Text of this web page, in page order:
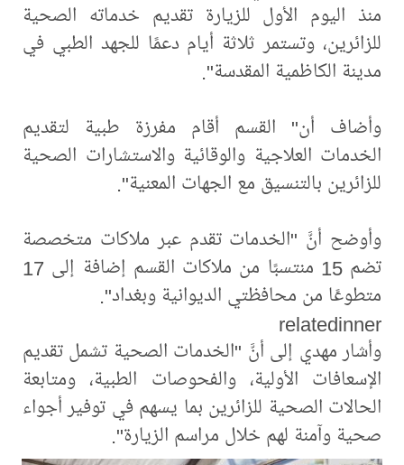
منذ اليوم الأول للزيارة تقديم خدماته الصحية
للزائرين، وتستمر ثلاثة أيام دعمًا للجهد الطبي في
مدينة الكاظمية المقدسة".
وأضاف أن" القسم أقام مفرزة طبية لتقديم
الخدمات العلاجية والوقائية والاستشارات الصحية
للزائرين بالتنسيق مع الجهات المعنية".
وأوضح أنَّ "الخدمات تقدم عبر ملاكات متخصصة
تضم 15 منتسبًا من ملاكات القسم إضافة إلى 17
متطوعًا من محافظتي الديوانية وبغداد".
relatedinner
وأشار مهدي إلى أنَّ "الخدمات الصحية تشمل تقديم
الإسعافات الأولية، والفحوصات الطبية، ومتابعة
الحالات الصحية للزائرين بما يسهم في توفير أجواء
صحية وآمنة لهم خلال مراسم الزيارة".